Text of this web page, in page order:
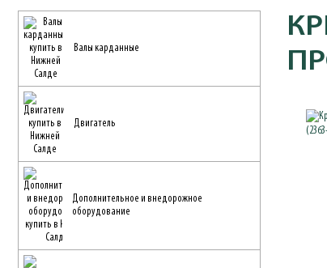
Валы карданные
Двигатель
Дополнительное и внедорожное
оборудование